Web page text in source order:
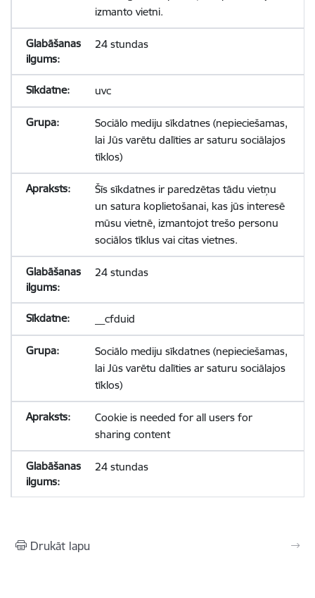
izmanto vietni.
24 stundas
uvc
Sociālo mediju sīkdatnes (nepieciešamas,
lai Jūs varētu dalīties ar saturu sociālajos
tīklos)
Šīs sīkdatnes ir paredzētas tādu vietņu
un satura koplietošanai, kas jūs interesē
mūsu vietnē, izmantojot trešo personu
sociālos tīklus vai citas vietnes.
24 stundas
__cfduid
Sociālo mediju sīkdatnes (nepieciešamas,
lai Jūs varētu dalīties ar saturu sociālajos
tīklos)
Cookie is needed for all users for
sharing content
24 stundas
Drukāt lapu